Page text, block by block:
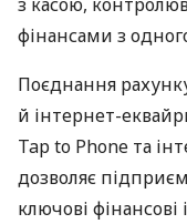
фінансами з
Поєднання
й інтернет-
Tap to Phone та
дозволяє
ключові